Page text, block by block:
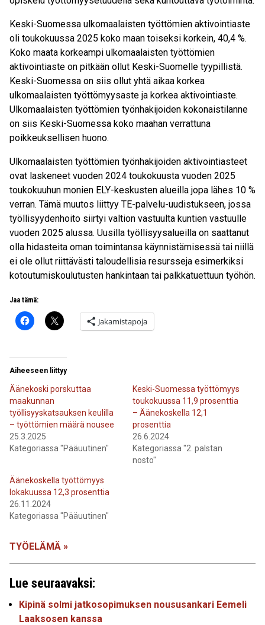
Keski-Suomessa ulkomaalaisten työttömien aktivointiaste
oli toukokuussa 2025 koko maan toiseksi korkein, 40,4 %.
Koko maata korkeampi ulkomaalaisten työttömien
aktivointiaste on pitkään ollut Keski-Suomelle tyypillistä.
Keski-Suomessa on siis ollut yhtä aikaa korkea
ulkomaalaisten työttömyysaste ja korkea aktivointiaste.
Ulkomaalaisten työttömien työnhakijoiden kokonaistilanne
on siis Keski-Suomessa koko maahan verrattuna
poikkeuksellisen huono.
Ulkomaalaisten työttömien työnhakijoiden aktivointiasteet
ovat laskeneet vuoden 2024 toukokuusta vuoden 2025
toukokuuhun monien ELY-keskusten alueilla jopa lähes 10 %
verran. Tämä muutos liittyy TE-palvelu-uudistukseen, jossa
työllisyydenhoito siirtyi valtion vastuulta kuntien vastuulle
vuoden 2025 alussa. Uusilla työllisyysalueilla on saattanut
olla hidasteita oman toimintansa käynnistämisessä tai niillä
ei ole ollut riittävästi taloudellisia resursseja esimerkiksi
kotoutumiskoulutusten hankintaan tai palkkatuettuun työhön.
Jaa tämä:
Jakamistapoja
Aiheeseen liittyy
Äänekoski porskuttaa
maakunnan
työllisyyskatsauksen keulilla
– työttömien määrä nousee
25.3.2025
Kategoriassa "Pääuutinen"
Keski-Suomessa työttömyys
toukokuussa 11,9 prosenttia
– Äänekoskella 12,1
prosenttia
26.6.2024
Kategoriassa "2. palstan
nosto"
Äänekoskella työttömyys
lokakuussa 12,3 prosenttia
26.11.2024
Kategoriassa "Pääuutinen"
TYÖELÄMÄ »
Lue seuraavaksi:
Kipinä solmi jatkosopimuksen noususankari Eemeli
Laaksosen kanssa